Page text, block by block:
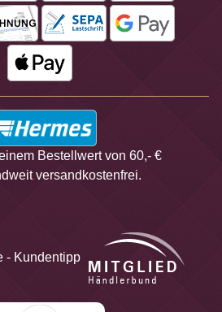
Bestellwert von 60,- €
versandkostenfrei.